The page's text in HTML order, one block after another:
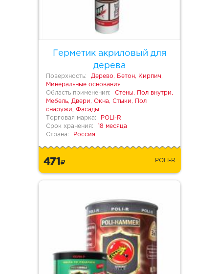
Герметик акриловый для
дерева
Поверхность:
Дерево, Бетон, Кирпич,
Минеральные основания
Область применения:
Стены, Пол внутри,
Мебель, Двери, Окна, Стыки, Пол
снаружи, Фасады
Торговая марка:
POLI-R
Срок хранения:
18 месяца
Страна:
Россия
471 POLI-R